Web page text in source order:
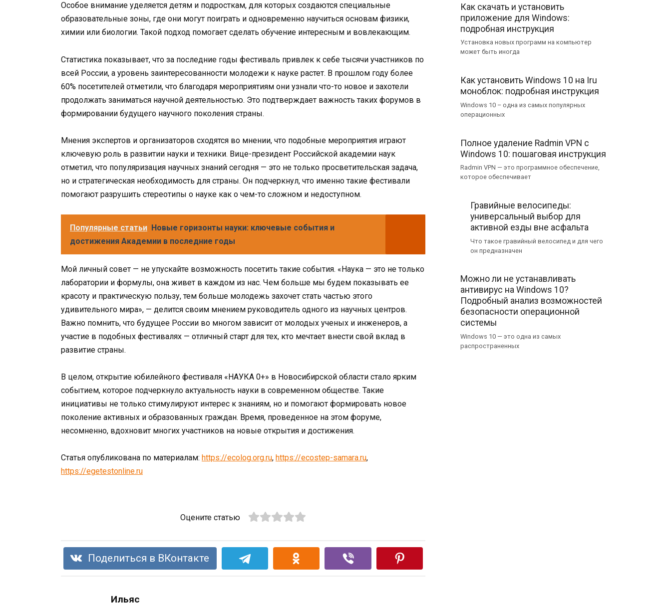
Особое внимание уделяется детям и подросткам, для которых создаются специальные
образовательные зоны, где они могут поиграть и одновременно научиться основам физики,
химии или биологии. Такой подход помогает сделать обучение интересным и вовлекающим.
Статистика показывает, что за последние годы фестиваль привлек к себе тысячи участников по
всей России, а уровень заинтересованности молодежи к науке растет. В прошлом году более
60% посетителей отметили, что благодаря мероприятиям они узнали что-то новое и захотели
продолжать заниматься научной деятельностью. Это подтверждает важность таких форумов в
формировании будущего научного поколения страны.
Мнения экспертов и организаторов сходятся во мнении, что подобные мероприятия играют
ключевую роль в развитии науки и техники. Вице-президент Российской академии наук
отметил, что популяризация научных знаний сегодня — это не только просветительская задача,
но и стратегическая необходимость для страны. Он подчеркнул, что именно такие фестивали
помогают разрушить стереотипы о науке как о чем-то сложном и недоступном.
Популярные статьи Новые горизонты науки: ключевые события и
достижения Академии в последние годы
Мой личный совет — не упускайте возможность посетить такие события. «Наука — это не только
лаборатории и формулы, она живет в каждом из нас. Чем больше мы будем показывать ее
красоту и практическую пользу, тем больше молодежь захочет стать частью этого
удивительного мира», — делится своим мнением руководитель одного из научных центров.
Важно помнить, что будущее России во многом зависит от молодых ученых и инженеров, а
участие в подобных фестивалях — отличный старт для тех, кто мечтает внести свой вклад в
развитие страны.
В целом, открытие юбилейного фестиваля «НАУКА 0+» в Новосибирской области стало ярким
событием, которое подчеркнуло актуальность науки в современном обществе. Такие
инициативы не только стимулируют интерес к знаниям, но и помогают формировать новое
поколение активных и образованных граждан. Время, проведенное на этом форуме,
несомненно, вдохновит многих участников на новые открытия и достижения.
Статья опубликована по материалам: https://ecolog.org.ru, https://ecostep-samara.ru,
https://egetestonline.ru
Оцените статью
Поделиться в ВКонтакте
Ильяс
Как скачать и установить
приложение для Windows:
подробная инструкция
Установка новых программ на компьютер
может быть иногда
Как установить Windows 10 на Iru
моноблок: подробная инструкция
Windows 10 – одна из самых популярных
операционных
Полное удаление Radmin VPN с
Windows 10: пошаговая инструкция
Radmin VPN — это программное обеспечение,
которое обеспечивает
Гравийные велосипеды:
универсальный выбор для
активной езды вне асфальта
Что такое гравийный велосипед и для чего
он предназначен
Можно ли не устанавливать
антивирус на Windows 10?
Подробный анализ возможностей
безопасности операционной
системы
Windows 10 — это одна из самых
распространенных